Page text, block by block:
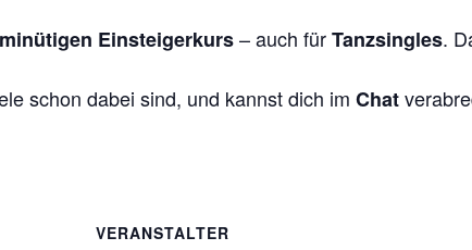
Einsteigerkurs– auch fürTanzsingles.
schon dabei sind, und kannst dich im Chat
VERANSTALTER